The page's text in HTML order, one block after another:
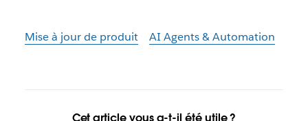
Mise à jour de produit AI Agents & Automation
Cet article vous a-t-il été utile ?